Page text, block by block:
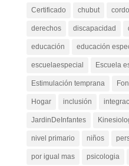
Certificado chubut
derechos discapacidad
educación educación
escuelaespecial Escuela
Estimulación temprana
Hogar inclusión
JardinDeInfantes
nivel primario niños
por igual mas psicologia